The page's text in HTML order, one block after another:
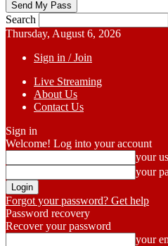
Search
Thursday, August 6, 2026
Sign in / Join
Live Streaming
About Us
Contact Us
Sign in
Welcome! Log into your account
your
your
Forgot your password? Get help
Password recovery
Recover your password
your